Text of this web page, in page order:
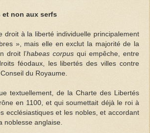
et non aux serfs
droit à la liberté individuelle principalement
», mais elle en exclut la majorité de la
droit l’habeas corpus qui empêche, entre
féodaux, les libertés des villes contre
du Royaume.
textuellement, de la Charte des Libertés
en 1100, et qui soumettait déjà le roi à
ecclésiastiques et les nobles, et accordant
noblesse anglaise.